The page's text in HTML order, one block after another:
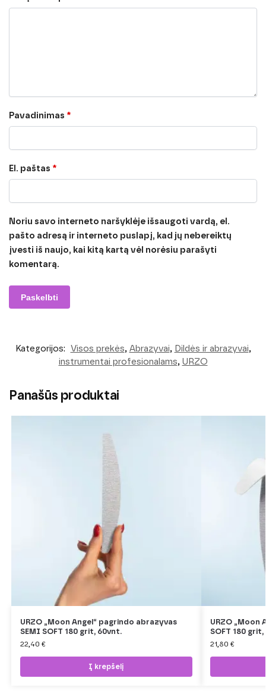
Pavadinimas *
El. paštas *
Noriu savo interneto naršyklėje išsaugoti vardą, el.
pašto adresą ir interneto puslapį, kad jų nebereiktų
įvesti iš naujo, kai kitą kartą vėl norėsiu parašyti
komentarą.
Kategorijos: Visos prekės, Abrazyvai, Dildės ir abrazyvai,
instrumentai profesionalams, URZO
Panašūs produktai
URZO „Moon Angel“ pagrindo abrazyvas
SEMI SOFT 180 grit, 60vnt.
22,40 €
Į krepšelį
URZO „Moon
SOFT 180
21,80 €